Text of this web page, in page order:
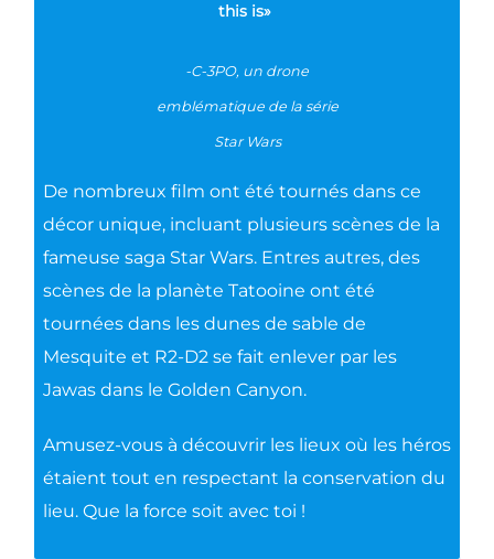
this is»
-C-3PO, un drone
emblématique de la série
Star Wars
De nombreux film ont été tournés dans ce
décor unique, incluant plusieurs scènes de la
fameuse saga Star Wars. Entres autres, des
scènes de la planète Tatooine ont été
tournées dans les dunes de sable de
Mesquite et R2-D2 se fait enlever par les
Jawas dans le Golden Canyon.
Amusez-vous à découvrir les lieux où les héros
étaient tout en respectant la conservation du
lieu. Que la force soit avec toi !